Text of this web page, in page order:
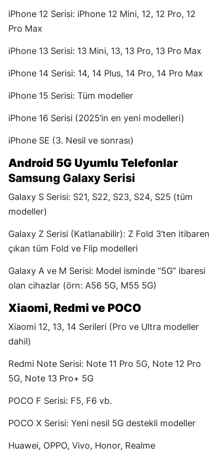
iPhone 12 Serisi: iPhone 12 Mini, 12, 12 Pro, 12
Pro Max
iPhone 13 Serisi: 13 Mini, 13, 13 Pro, 13 Pro Max
iPhone 14 Serisi: 14, 14 Plus, 14 Pro, 14 Pro Max
iPhone 15 Serisi: Tüm modeller
iPhone 16 Serisi (2025’in en yeni modelleri)
iPhone SE (3. Nesil ve sonrası)
Android 5G Uyumlu Telefonlar
Samsung Galaxy Serisi
Galaxy S Serisi: S21, S22, S23, S24, S25 (tüm
modeller)
Galaxy Z Serisi (Katlanabilir): Z Fold 3’ten itibaren
çıkan tüm Fold ve Flip modelleri
Galaxy A ve M Serisi: Model isminde “5G” ibaresi
olan cihazlar (örn: A56 5G, M55 5G)
Xiaomi, Redmi ve POCO
Xiaomi 12, 13, 14 Serileri (Pro ve Ultra modeller
dahil)
Redmi Note Serisi: Note 11 Pro 5G, Note 12 Pro
5G, Note 13 Pro+ 5G
POCO F Serisi: F5, F6 vb.
POCO X Serisi: Yeni nesil 5G destekli modeller
Huawei, OPPO, Vivo, Honor, Realme